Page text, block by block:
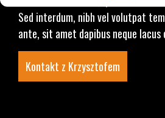
Sed interdum, nibh vel volutpat
ante, sit amet dapibus neque
Kontakt z Krzysztofem